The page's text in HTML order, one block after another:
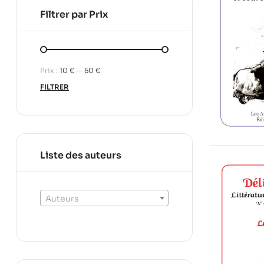
Filtrer par Prix
FILTRER
Prix : 10 € — 50 €
Liste des auteurs
Auteurs